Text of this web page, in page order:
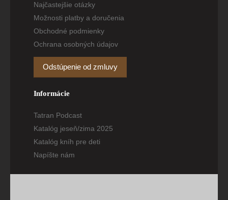
Najčastejšie otázky
Možnosti platby a doručenia
Obchodné podmienky
Ochrana osobných údajov
Odstúpenie od zmluvy
Informácie
Tatran Podcast
Katalóg jeseň/zima 2025
Katalóg kníh pre deti
Napíšte nám